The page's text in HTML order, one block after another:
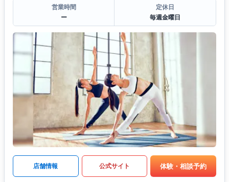
営業時間
ー
定休日
毎週金曜日
店舗情報 公式サイト 体験・相談予約